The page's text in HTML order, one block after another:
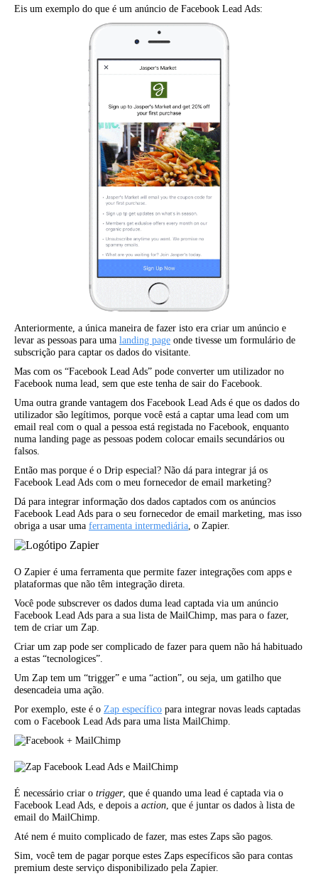
Eis um exemplo do que é um anúncio de Facebook Lead Ads:
Anteriormente, a única maneira de fazer isto era criar um anúncio e
levar as pessoas para uma landing page onde tivesse um formulário de
subscrição para captar os dados do visitante.
Mas com os “Facebook Lead Ads” pode converter um utilizador no
Facebook numa lead, sem que este tenha de sair do Facebook.
Uma outra grande vantagem dos Facebook Lead Ads é que os dados do
utilizador são legítimos, porque você está a captar uma lead com um
email real com o qual a pessoa está registada no Facebook, enquanto
numa landing page as pessoas podem colocar emails secundários ou
falsos.
Então mas porque é o Drip especial? Não dá para integrar já os
Facebook Lead Ads com o meu fornecedor de email marketing?
Dá para integrar informação dos dados captados com os anúncios
Facebook Lead Ads para o seu fornecedor de email marketing, mas isso
obriga a usar uma ferramenta intermediária, o Zapier.
O Zapier é uma ferramenta que permite fazer integrações com apps e
plataformas que não têm integração direta.
Você pode subscrever os dados duma lead captada via um anúncio
Facebook Lead Ads para a sua lista de MailChimp, mas para o fazer,
tem de criar um Zap.
Criar um zap pode ser complicado de fazer para quem não há habituado
a estas “tecnologices”.
Um Zap tem um “trigger” e uma “action”, ou seja, um gatilho que
desencadeia uma ação.
Por exemplo, este é o Zap específico para integrar novas leads captadas
com o Facebook Lead Ads para uma lista MailChimp.
É necessário criar o trigger, que é quando uma lead é captada via o
Facebook Lead Ads, e depois a action, que é juntar os dados à lista de
email do MailChimp.
Até nem é muito complicado de fazer, mas estes Zaps são pagos.
Sim, você tem de pagar porque estes Zaps específicos são para contas
premium deste serviço disponibilizado pela Zapier.